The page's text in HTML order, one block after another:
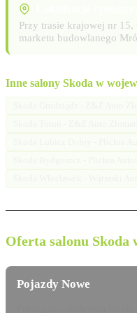
Przy trasie krajowej nr
marketu budowlanego
Inne salony Skoda w
Oferta salonu Skoda
Pojazdy Nowe